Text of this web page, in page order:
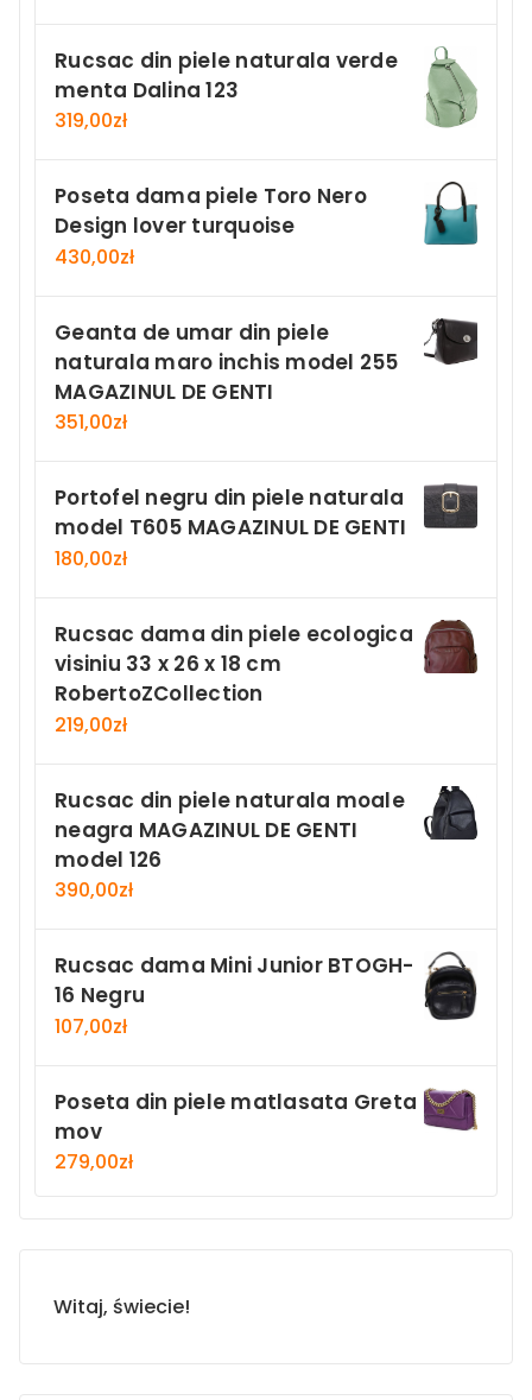
Rucsac din piele naturala verde
menta Dalina 123
319,00zł
Poseta dama piele Toro Nero
Design lover turquoise
430,00zł
Geanta de umar din piele
naturala maro inchis model 255
MAGAZINUL DE GENTI
351,00zł
Portofel negru din piele naturala
model T605 MAGAZINUL DE GENTI
180,00zł
Rucsac dama din piele ecologica
visiniu 33 x 26 x 18 cm
RobertoZCollection
219,00zł
Rucsac din piele naturala moale
neagra MAGAZINUL DE GENTI
model 126
390,00zł
Rucsac dama Mini Junior BTOGH-
16 Negru
107,00zł
Poseta din piele matlasata Greta
mov
279,00zł
Witaj, świecie!